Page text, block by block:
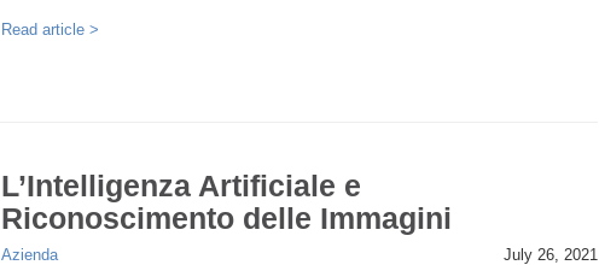
Read article >
L’Intelligenza Artificiale e
Riconoscimento delle Immagini
Azienda July 26, 2021